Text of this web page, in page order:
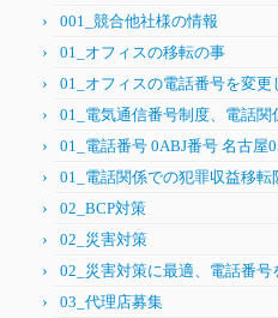
001_競合他社様の情報
01_オフィスの移転の事
01_オフィスの電話番号を変更
01_電気通信番号制度、電話関
01_電話番号 0ABJ番号 名古屋
01_電話関係での犯罪収益移転
02_BCP対策
02_災害対策
02_災害対策に最適、電話番号
03_代理店募集